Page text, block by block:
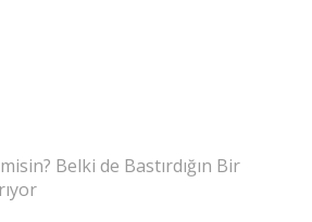
Belki de Bastırdığın Bir